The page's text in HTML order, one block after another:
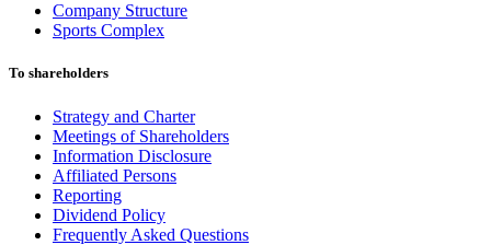
Company Structure
Sports Complex
To shareholders
Strategy and Charter
Meetings of Shareholders
Information Disclosure
Affiliated Persons
Reporting
Dividend Policy
Frequently Asked Questions